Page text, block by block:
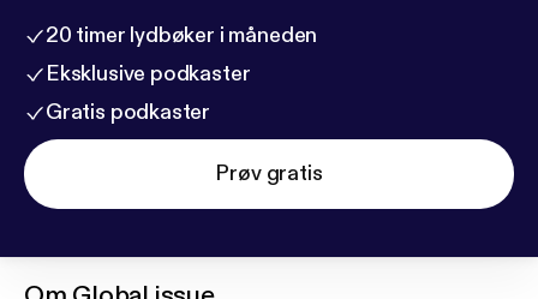
20 timer lydbøker i måneden
Eksklusive podkaster
Gratis podkaster
Prøv gratis